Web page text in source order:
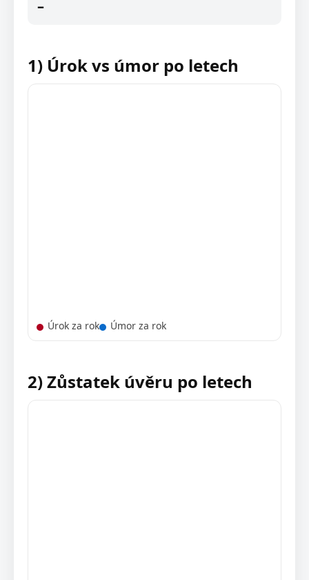
–
1) Úrok vs úmor po letech
Úrok za rok Úmor za rok
2) Zůstatek úvěru po letech